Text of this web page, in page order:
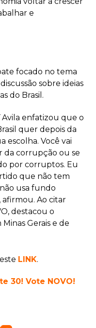
e
focado no tema
sobre ideias
do Brasil.
enfatizou que o
quer depois da
escolha. Você vai
da corrupção ou se
por corruptos. Eu
que não tem
usa fundo
afirmou. Ao citar
destacou o
Gerais e de
LINK.
30! Vote NOVO!